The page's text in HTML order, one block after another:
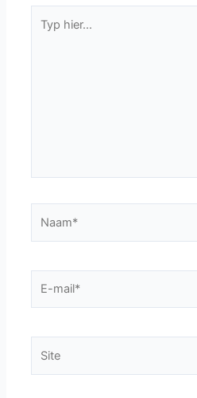
hier...